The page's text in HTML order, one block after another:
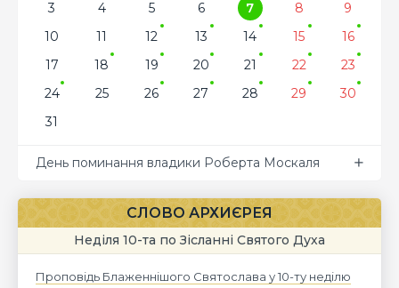
3
4 5 6 7 8
9
10
11 12 13 14 15
16
17
18 19 20 21 22
23
24
25 26 27 28 29
30
31
День поминання владики Роберта Москаля
СЛОВО АРХИЄРЕЯ
Неділя 10-та по Зісланні Святого Духа
Проповідь Блаженнішого Святослава у 10-ту неділю